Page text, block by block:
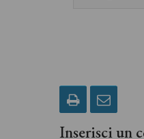
Inserisci un